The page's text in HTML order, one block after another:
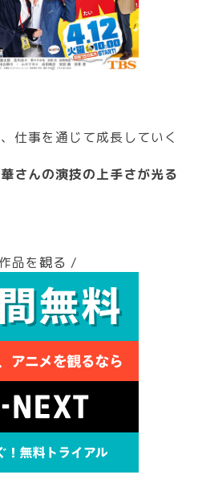
仕事を通じて成長していく
さんの演技の上手さが光る
品を観る /